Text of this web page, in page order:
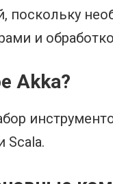
поскольку
и
Akka?
Scala.